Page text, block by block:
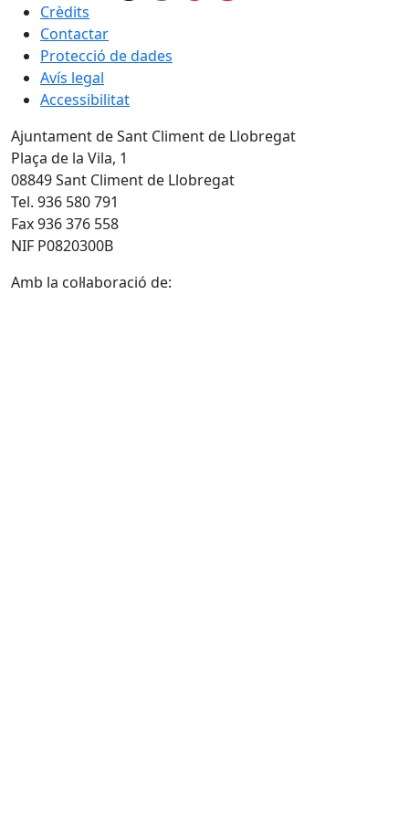
Crèdits
Contactar
Protecció de dades
Avís legal
Accessibilitat
Ajuntament de Sant Climent de Llobregat
Plaça de la Vila, 1
08849 Sant Climent de Llobregat
Tel. 936 580 791
Fax 936 376 558
NIF P0820300B
Amb la col·laboració de: